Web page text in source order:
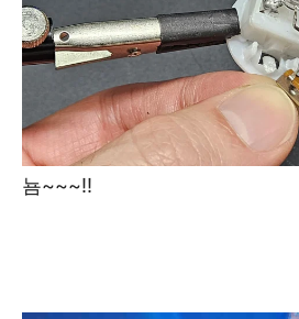
뇸~~~!!